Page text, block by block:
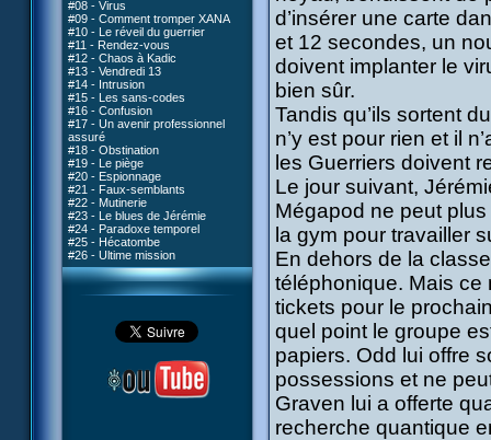
#08 - Virus
#09 - Comment tromper XANA
#10 - Le réveil du guerrier
#11 - Rendez-vous
#12 - Chaos à Kadic
#13 - Vendredi 13
#14 - Intrusion
#15 - Les sans-codes
#16 - Confusion
#17 - Un avenir professionnel
assuré
#18 - Obstination
#19 - Le piège
#20 - Espionnage
#21 - Faux-semblants
#22 - Mutinerie
#23 - Le blues de Jérémie
#24 - Paradoxe temporel
#25 - Hécatombe
#26 - Ultime mission
d’insérer une carte
et 12 secondes, un
doivent implanter le
bien sûr.
Tandis qu’ils sortent
n’y est pour rien et il
les Guerriers doivent
Le jour suivant,
Mégapod ne peut
la gym pour travailler
En dehors de la
téléphonique. Mais ce
tickets pour le
quel point le groupe
papiers. Odd lui offre
possessions et ne
Graven lui a offerte
recherche quantique